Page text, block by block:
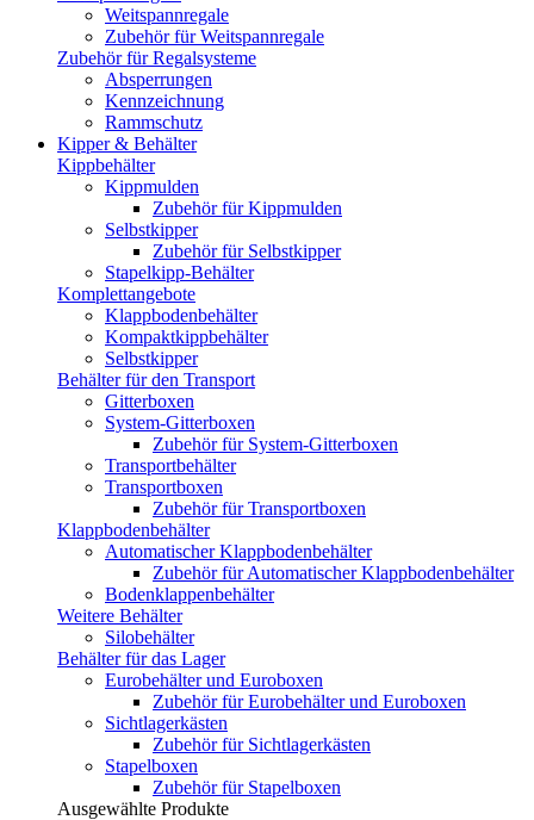
Weitspannregale
Zubehör für Weitspannregale
Zubehör für Regalsysteme
Absperrungen
Kennzeichnung
Rammschutz
Kipper & Behälter
Kippbehälter
Kippmulden
Zubehör für Kippmulden
Selbstkipper
Zubehör für Selbstkipper
Stapelkipp-Behälter
Komplettangebote
Klappbodenbehälter
Kompaktkippbehälter
Selbstkipper
Behälter für den Transport
Gitterboxen
System-Gitterboxen
Zubehör für System-Gitterboxen
Transportbehälter
Transportboxen
Zubehör für Transportboxen
Klappbodenbehälter
Automatischer Klappbodenbehälter
Zubehör für Automatischer Klappbodenbehälter
Bodenklappenbehälter
Weitere Behälter
Silobehälter
Behälter für das Lager
Eurobehälter und Euroboxen
Zubehör für Eurobehälter und Euroboxen
Sichtlagerkästen
Zubehör für Sichtlagerkästen
Stapelboxen
Zubehör für Stapelboxen
Ausgewählte Produkte